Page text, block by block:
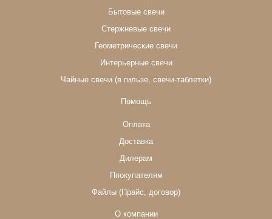
Бытовые свечи
Стержневые свечи
Геометрические свечи
Интерьерные свечи
Чайные свечи (в гильзе, свечи-таблетки)
Помощь
Оплата
Доставка
Дилерам
Ппокупателям
Файлы (Прайс, договор)
О компании